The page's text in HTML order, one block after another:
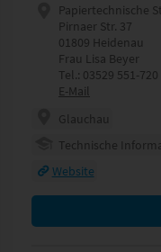
Papiertechnische
Pirnaer Str. 37
01809 Heidenau
Frau Lisa Beyer
Tel.: 03529 551-720
E-Mail
Glauchau
Technische
Website